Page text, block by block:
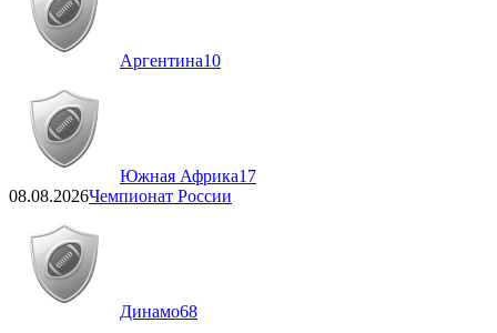
Аргентина10
Южная Африка17
08.08.2026Чемпионат России
Динамо68